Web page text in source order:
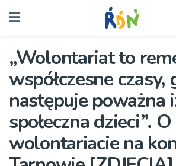
„Wolontariat to
współczesne czasy,
następuje poważna
społeczna dzieci”. O
wolontariacie na